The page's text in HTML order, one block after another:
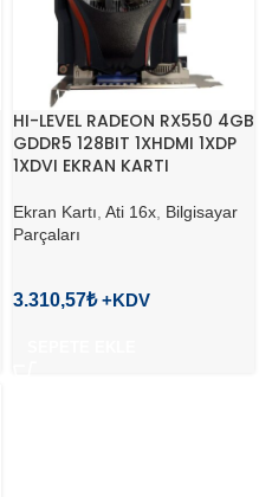
HI-LEVEL RADEON RX550 4GB
GDDR5 128BIT 1XHDMI 1XDP
1XDVI EKRAN KARTI
Ekran Kartı Ati 16x Bilgisayar
Parçaları
3.310,57₺